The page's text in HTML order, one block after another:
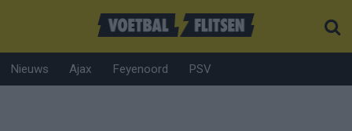
Nieuws Ajax Feyenoord PSV